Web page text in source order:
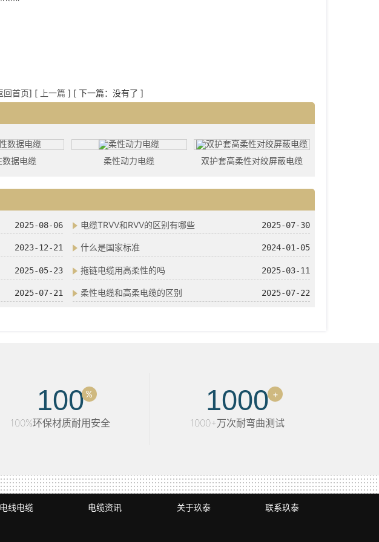
回首页] [ 上一篇 ] [ 下一篇：没有了 ]
数据电缆 柔性动力电缆 双护套高柔性对绞屏蔽电缆
2025-08-06 电缆TRVV和RVV的区别有哪些 2025-07-30
2023-12-21 什么是国家标准 2024-01-05
2025-05-23 拖链电缆用高柔性的吗 2025-03-11
2025-07-21 柔性电缆和高柔电缆的区别 2025-07-22
100%
100%环保材质耐用安全
1000 +
1000+万次耐弯曲测试
电线电缆 电缆资讯 关于玖泰 联系玖泰